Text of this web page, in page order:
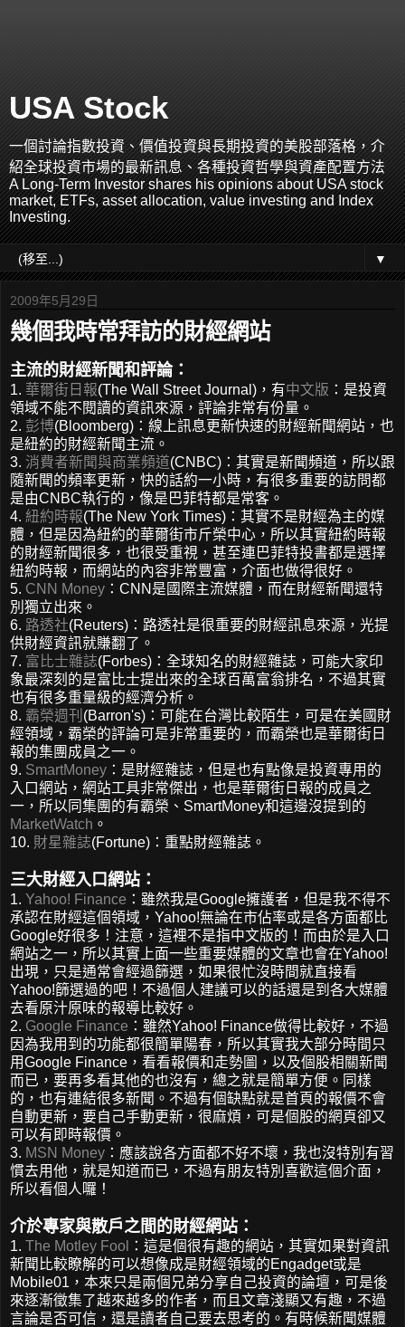
USA Stock
一個討論指數投資、價值投資與長期投資的美股部落格，介
紹全球投資市場的最新訊息、各種投資哲學與資產配置方法
A Long-Term Investor shares his opinions about USA stock
market, ETFs, asset allocation, value investing and Index
Investing.
▼
2009年5月29日
幾個我時常拜訪的財經網站
主流的財經新聞和評論：
1. 華爾街日報(The Wall Street Journal)，有中文版 ：是投資
領域不能不閱讀的資訊來源，評論非常有份量。
2. 彭博(Bloomberg)：線上訊息更新快速的財經新聞網站，也
是紐約的財經新聞主流。
3. 消費者新聞與商業頻道(CNBC)：其實是新聞頻道，所以跟
隨新聞的頻率更新，快的話約一小時，有很多重要的訪問都
是由CNBC執行的，像是巴菲特都是常客。
4. 紐約時報(The New York Times)：其實不是財經為主的媒
體，但是因為紐約的華爾街市斤榮中心，所以其實紐約時報
的財經新聞很多，也很受重視，甚至連巴菲特投書都是選擇
紐約時報，而網站的內容非常豐富，介面也做得很好。
5. CNN Money ：CNN是國際主流媒體，而在財經新聞還特
別獨立出來。
6. 路透社(Reuters)：路透社是很重要的財經訊息來源，光提
供財經資訊就賺翻了。
7. 富比士雜誌(Forbes)：全球知名的財經雜誌，可能大家印
象最深刻的是富比士提出來的全球百萬富翁排名，不過其實
也有很多重量級的經濟分析。
8. 霸榮週刊 (Barron's)：可能在台灣比較陌生，可是在美國財
經領域，霸榮的評論可是非常重要的，而霸榮也是華爾街日
報的集團成員之一。
9. SmartMoney ：是財經雜誌，但是也有點像是投資專用的
入口網站，網站工具非常傑出，也是華爾街日報的成員之
一，所以同集團的有霸榮、SmartMoney和這邊沒提到的
MarketWatch 。
10. 財星雜誌(Fortune)：重點財經雜誌。
三大財經入口網站：
1. Yahoo! Finance ：雖然我是Google擁護者，但是我不得不
承認在財經這個領域，Yahoo!無論在市佔率或是各方面都比
Google好很多！注意，這裡不是指中文版的！而由於是入口
網站之一，所以其實上面一些重要媒體的文章也會在Yahoo!
出現，只是通常會經過篩選，如果很忙沒時間就直接看
Yahoo!篩選過的吧！不過個人建議可以的話還是到各大媒體
去看原汁原味的報導比較好。
2. Google Finance ：雖然Yahoo! Finance做得比較好，不過
因為我用到的功能都很簡單陽春，所以其實我大部分時間只
用Google Finance，看看報價和走勢圖，以及個股相關新聞
而已，要再多看其他的也沒有，總之就是簡單方便。同樣
的，也有連結很多新聞。不過有個缺點就是首頁的報價不會
自動更新，要自己手動更新，很麻煩，可是個股的網頁卻又
可以有即時報價。
3. MSN Money ：應該說各方面都不好不壞，我也沒特別有習
慣去用他，就是知道而已，不過有朋友特別喜歡這個介面，
所以看個人囉！
介於專家與散戶之間的財經網站：
1. The Motley Fool ：這是個很有趣的網站，其實如果對資訊
新聞比較瞭解的可以想像成是財經領域的Engadget或是
Mobile01，本來只是兩個兄弟分享自己投資的論壇，可是後
來逐漸徵集了越來越多的作者，而且文章淺顯又有趣，不過
言論是否可信，還是讀者自己要去思考的。有時候新聞媒體